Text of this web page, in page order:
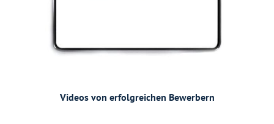
Videos von erfolgreichen Bewerbern